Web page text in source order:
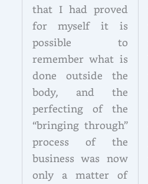
that I had proved
for myself it is
possible to
remember what is
done outside the
body, and the
perfecting of the
“bringing through”
process of the
business was now
only a matter of